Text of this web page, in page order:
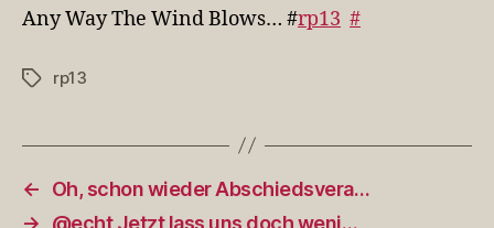
Blows…
Any Way The Wind Blows… #rp13 #
Schlagwörter
rp13
←
Oh, schon wieder Abschiedsvera…
→
@echt Jetzt lass uns doch weni…